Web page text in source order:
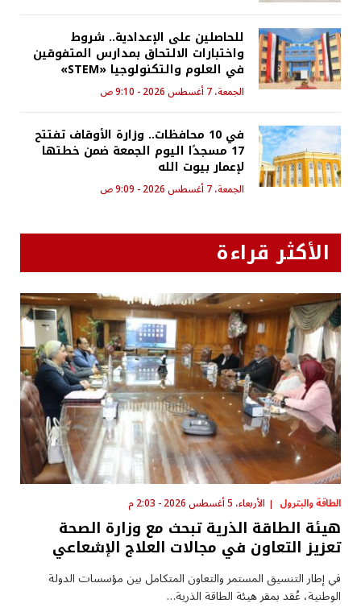
للحاصلين على الإعدادية.. شروط
واختبارات الالتحاق بمدارس المتفوقين
في العلوم والتكنولوجيا «STEM»
الجمعة، 7 أغسطس 2026 - 9:10 ص
في 10 محافظات.. وزارة الأوقاف تفتتح
17 مسجدًا اليوم الجمعة ضمن خطتها
لإعمار بيوت الله
الجمعة، 7 أغسطس 2026 - 9:09 ص
الأكثر قراءة
الطاقة والبترول الأربعاء، 5 أغسطس 2026 - 2:03 م
هيئة الطاقة الذرية تبحث مع وزارة الصحة
تعزيز التعاون في مجالات العلاج الإشعاعي
في إطار التنسيق المستمر والتعاون المتكامل بين مؤسسات الدولة
الوطنية، عُقد بمقر هيئة الطاقة الذرية…